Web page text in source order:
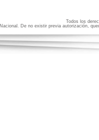
Todos los
De no existir previa autorización,